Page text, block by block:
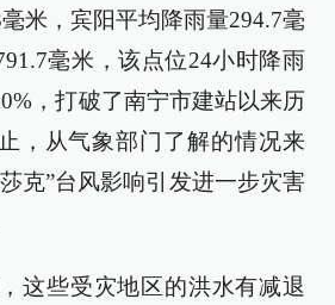
米，宾阳平均降雨量294.7毫
毫米，该点位24小时降雨
，打破了南宁市建站以来历
，从气象部门了解的情况来
克”台风影响引发进一步灾害
这些受灾地区的洪水有减退